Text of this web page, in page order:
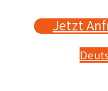
Jetzt